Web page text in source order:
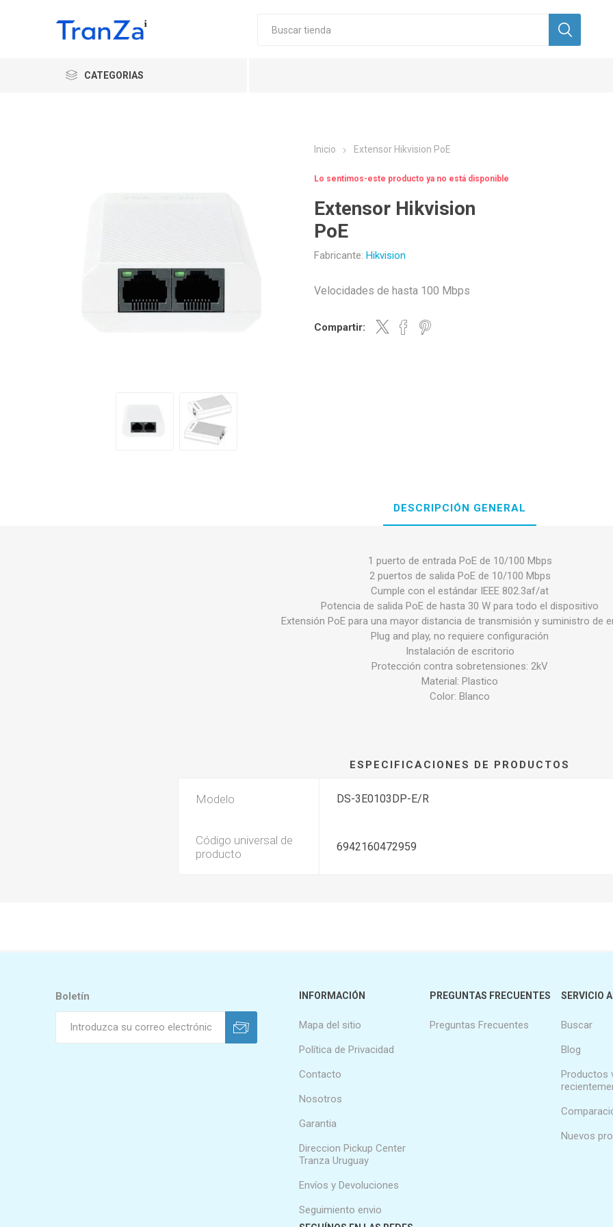
CATEGORIAS
Inicio Extensor Hikvision PoE
Lo sentimos-este producto ya no está disponible
Extensor Hikvision
PoE
Fabricante: Hikvision
Velocidades de hasta 100 Mbps
Compartir:
DESCRIPCIÓN GENERAL
1 puerto de entrada PoE de 10/100 Mbps
2 puertos de salida PoE de 10/100 Mbps
Cumple con el estándar IEEE 802.3af/at
Potencia de salida PoE de hasta 30 W para todo el dispositivo
Extensión PoE para una mayor distancia de transmisión y suministro de
Plug and play, no requiere configuración
Instalación de escritorio
Protección contra sobretensiones: 2kV
Material: Plastico
Color: Blanco
ESPECIFICACIONES DE PRODUCTOS
Modelo DS-3E0103DP-E/R
Código universal de
producto
6942160472959
Boletín INFORMACIÓN
Mapa del sitio
Política de Privacidad
Contacto
Nosotros
Garantia
Direccion Pickup Center
Tranza Uruguay
Envíos y Devoluciones
Seguimiento envio
PREGUNTAS FRECUENTES
Preguntas Frecuentes
SERVICIO
Buscar
Blog
Productos
Nuevos